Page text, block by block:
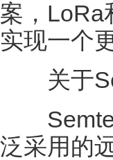
案，LoRa
实现一个
关于
泛采用的